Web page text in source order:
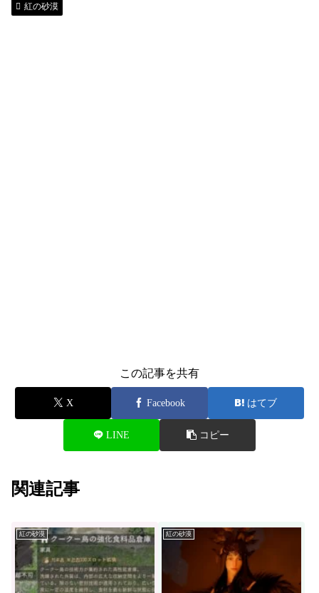
紅の砂漠
この記事を共有
X Facebook はてブ
LINE コピー
関連記事
紅の砂漠 紅の砂漠